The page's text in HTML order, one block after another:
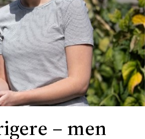
– men